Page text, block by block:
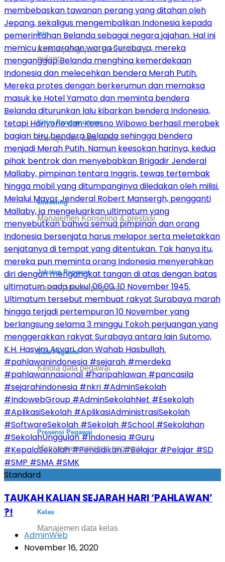
Izin
Kelola pengajuan izin, keluar &
pulang
Kirim Pengumuman
Manajemen data kelas
konseling
Manajemen Konseling & prestasi
Jabatan Pegawai
Kelola jabatan pegawai
Data Pegawai
Kelola data pegawai
Presensi Pegawai
Manajemen presinsi pegawai
Kelas
Manajemen data kelas
Standard
TAUKAH KALIAN SEJARAH HARI ‘PAHLAWAN’
?!
AdminWeb
November 16, 2020